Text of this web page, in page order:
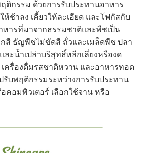
รรม ด้วยการรับประทานอาหาร
ห้ช้าลง เคี้ยวให้ละเอียด และโฟกัสกับ
หารที่มาจากธรรมชาติและพืชเป็น
สี ธัญพืชไม่ขัดสี ถั่วและเมล็ดพืช ปลา
ะน้ำเปล่าบริสุทธิ์หลีกเลี่ยงหรืองด
ครื่องดื่มรสชาติหวาน และอาหารทอด
บพฤติกรรมระหว่างการรับประทาน
คอมพิวเตอร์ เลือกใช้จาน หรือ